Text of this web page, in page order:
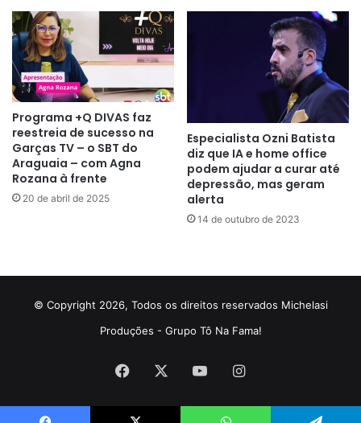
Programa +Q DIVAS faz
reestreia de sucesso na
Garças TV – o SBT do
Araguaia – com Agna
Rozana à frente
20 de abril de 2025
Especialista Ozni Batista
diz que IA e home office
podem ajudar a curar até
depressão, mas geram
alerta
14 de outubro de 2023
© Copyright 2026, Todos os direitos reservados Michelasi
Produções - Grupo Tô Na Fama!
Facebook YouTubeInstagram